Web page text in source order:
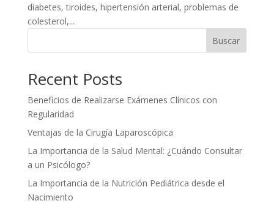
diabetes, tiroides, hipertensión arterial, problemas de
colesterol,...
Buscar
Recent Posts
Beneficios de Realizarse Exámenes Clínicos con
Regularidad
Ventajas de la Cirugía Laparoscópica
La Importancia de la Salud Mental: ¿Cuándo Consultar
a un Psicólogo?
La Importancia de la Nutrición Pediátrica desde el
Nacimiento